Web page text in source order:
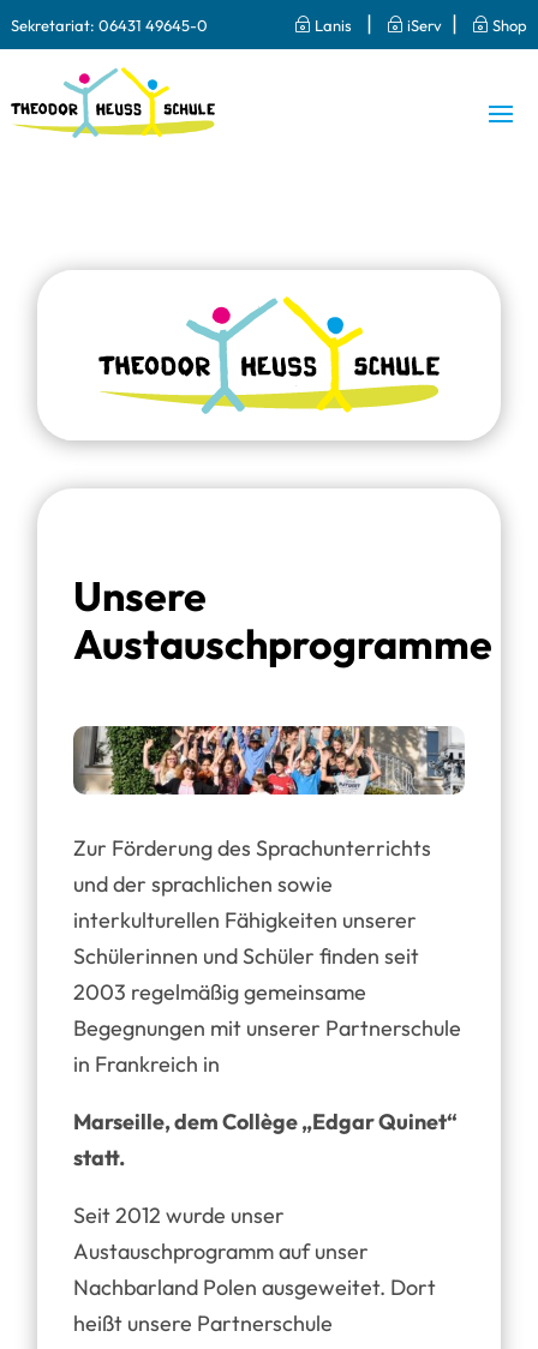
Sekretariat: 06431 49645-0 ~ Lanis | ~ iServ | ~ Shop
Unsere
Austauschprogramme
Zur Förderung des Sprachunterrichts
und der sprachlichen sowie
interkulturellen Fähigkeiten unserer
Schülerinnen und Schüler finden seit
2003 regelmäßig gemeinsame
Begegnungen mit unserer Partnerschule
in Frankreich in
Marseille, dem Collège „Edgar Quinet“
statt.
Seit 2012 wurde unser
Austauschprogramm auf unser
Nachbarland Polen ausgeweitet. Dort
heißt unsere Partnerschule